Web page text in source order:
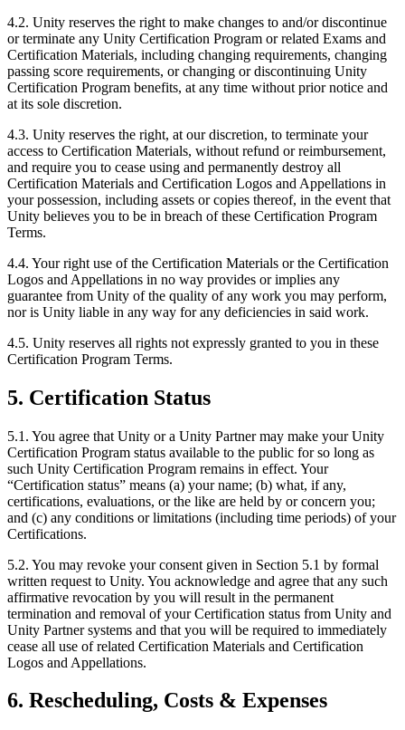
4.2. Unity reserves the right to make changes to and/or discontinue
or terminate any Unity Certification Program or related Exams and
Certification Materials, including changing requirements, changing
passing score requirements, or changing or discontinuing Unity
Certification Program benefits, at any time without prior notice and
at its sole discretion.
4.3. Unity reserves the right, at our discretion, to terminate your
access to Certification Materials, without refund or reimbursement,
and require you to cease using and permanently destroy all
Certification Materials and Certification Logos and Appellations in
your possession, including assets or copies thereof, in the event that
Unity believes you to be in breach of these Certification Program
Terms.
4.4. Your right use of the Certification Materials or the Certification
Logos and Appellations in no way provides or implies any
guarantee from Unity of the quality of any work you may perform,
nor is Unity liable in any way for any deficiencies in said work.
4.5. Unity reserves all rights not expressly granted to you in these
Certification Program Terms.
5. Certification Status
5.1. You agree that Unity or a Unity Partner may make your Unity
Certification Program status available to the public for so long as
such Unity Certification Program remains in effect. Your
“Certification status” means (a) your name; (b) what, if any,
certifications, evaluations, or the like are held by or concern you;
and (c) any conditions or limitations (including time periods) of your
Certifications.
5.2. You may revoke your consent given in Section 5.1 by formal
written request to Unity. You acknowledge and agree that any such
affirmative revocation by you will result in the permanent
termination and removal of your Certification status from Unity and
Unity Partner systems and that you will be required to immediately
cease all use of related Certification Materials and Certification
Logos and Appellations.
6. Rescheduling, Costs & Expenses